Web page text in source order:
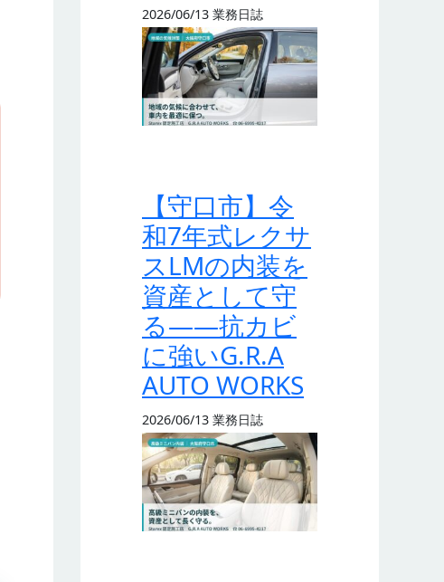
2026/06/13 業務日誌
【守口市】令
和7年式レクサ
スLMの内装を
資産として守
る——抗カビ
に強いG.R.A
AUTO WORKS
2026/06/13 業務日誌